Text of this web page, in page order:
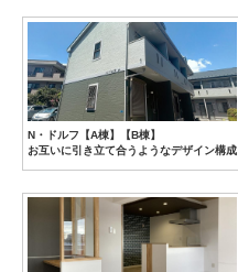
N・ドルフ【A棟】【B棟】
お互いに引き立て合うようなデザイン構成